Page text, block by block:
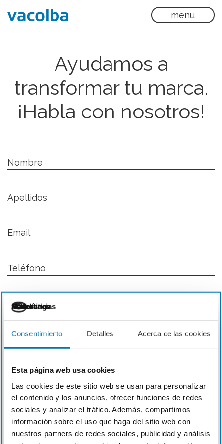
Consentimiento Detalles Acerca de las cookies
Esta página web usa cookies
Las cookies de este sitio web se usan para personalizar
el contenido y los anuncios, ofrecer funciones de redes
sociales y analizar el tráfico. Además, compartimos
información sobre el uso que haga del sitio web con
nuestros partners de redes sociales, publicidad y análisis
Necesarias
Preferencias
Estadística
Marketing
menu
Ayudamos a
transformar tu marca.
¡Habla con nosotros!
Nombre
Apellidos
Email
Teléfono
Asunto
Acepto lapolítica de privacidad